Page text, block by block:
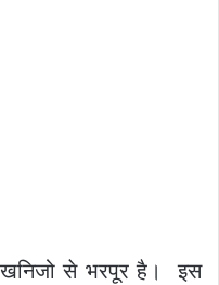
खनिजो से भरपूर है। इस